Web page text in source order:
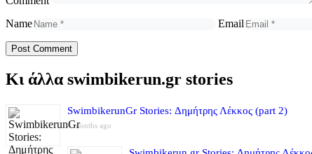
Name
Email
Κι άλλα swimbikerun.gr stories
SwimbikerunGr Stories: Δημήτρης Λέκκος (part 2)
4 months ago